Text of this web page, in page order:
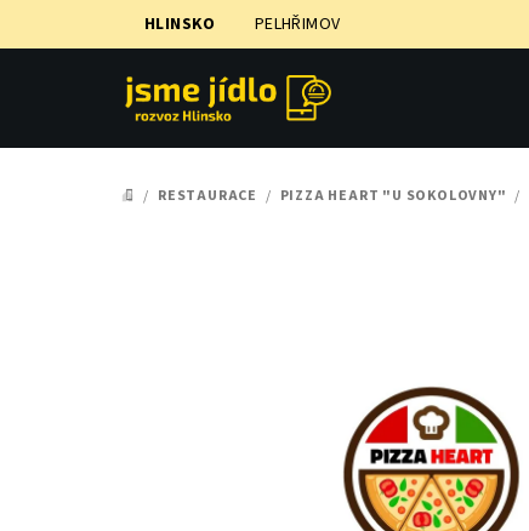
na
HLINSKO PELHŘIMOV
DOMŮ
/ RESTAURACE / PIZZA HEART "U SOKOLOVNY" /